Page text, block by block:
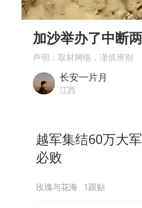
西
“
Play
00:00
加沙举办了中断
声明：取材网络，谨慎辨别
长安一片月
江西
越军集结60万大
必败
玫瑰与花海 1跟贴